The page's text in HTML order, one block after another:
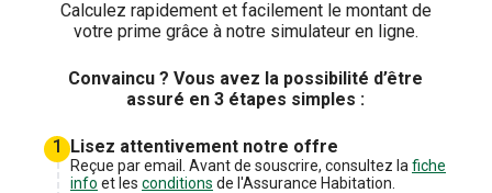
Calculez rapidement et facilement le montant de
votre prime grâce à notre simulateur en ligne.
Convaincu ? Vous avez la possibilité d’être
assuré en 3 étapes simples :
1 Lisez attentivement notre offre
Reçue par email. Avant de souscrire, consultez la fiche
info et les conditions de l'Assurance Habitation.